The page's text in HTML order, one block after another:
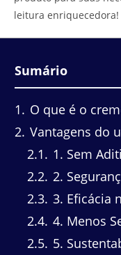
leitura enriquecedora!
Sumário
1
O que é o
2 Vantagens do
2.1
1. Sem
2.2 2.
2.3 3. Eficácia
2.4 4. Menos
2.5 5.